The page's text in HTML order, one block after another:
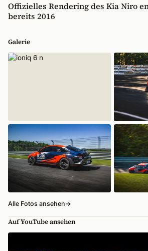
Offizielles Rendering des Kia Niro
bereits 2016
Galerie
Alle Fotos ansehen→
Auf YouTube ansehen